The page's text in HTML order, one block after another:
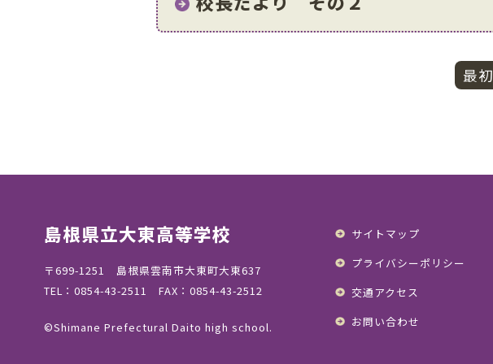
最初
島根県立大東高等学校
〒699-1251 島根県雲南市大東町大東637
TEL：0854-43-2511 FAX：0854-43-2512
©Shimane Prefectural Daito high school.
サイトマップ
プライバシーポリシー
交通アクセス
お問い合わせ